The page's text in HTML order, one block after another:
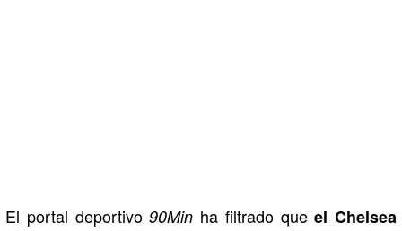
El portal deportivo90Min ha filtrado queel Chelsea